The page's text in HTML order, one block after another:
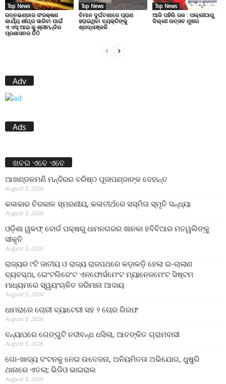
Top News
ରତ୍ନଭଣ୍ଡାର ସଂରକ୍ଷଣ
କାର୍ଯ୍ୟ ଶୀଘ୍ର ସାରିବା ପାଇଁ
ଏ.ଏସ୍.ଆଇ.କୁ ଶ୍ରୀମନ୍ଦିର
ପ୍ରଶାସନର ଚିଠି
Top News
ବିମାନ ଦୁର୍ଘଟଣାରେ ପ୍ରାଣ
ହରାଇଥିବା ବ୍ୟକ୍ତିଙ୍କୁ
ଶ୍ରଦ୍ଧାଞ୍ଜଳି
Top News
ଆଜି ପହିଲି ରଜ : ପଲ୍ଲୀଠାରୁ
ଦିଲ୍ଲୀ ଉତ୍ସବ ମୁଖର
Adv
Ads
ଖବର ଏବେ ଏବେ
ଆଖଣ୍ଡଳମଣି ମନ୍ଦିରର ବରିଷ୍ଠ ପୂଜାପଣ୍ଡାଙ୍କ ଦେହାନ୍ତ
August 5, 2026
କଳାକାର ଚିରକାଳ ସ୍ମରଣୀୟ, କଳାତୀର୍ଥରେ ସସ୍ମିତା ସ୍ମୃତି ସନ୍ଧ୍ୟା
August 5, 2026
ଓଡ଼ିଶା ୱକଫ୍ ବୋର୍ଡ ପକ୍ଷରୁ ଧାମନଗରର ଖାନକା ହବିବିଆର ମତୱଲିଙ୍କୁ
ସୀକୃତି
August 5, 2026
ରାଜ୍ୟର ୯ଟି ଜାତୀୟ ଓ ରାଜ୍ୟ ରାଜପଥରେ କଡ଼ାକଡ଼ି ହେଲା ଇ-ଚାଲାଣ
ବ୍ୟବସ୍ଥା, ଇେଂଟଲିଜେଂଟ ଏନଫୋର୍ସମେଂଟ ମ୍ୟାନେଜମେଂଟ ସିଷ୍ଟମ
ମାଧ୍ୟମରେ ସ୍ୱୟଂଚାଳିତ ଜରିମାନା ଆଦାୟ
August 5, 2026
ଧାମରାରେ ଚୋରୀ ବ୍ୟାଟେରୀ ସହ ୨ ଚୋର ଗିରଫ
August 5, 2026
ବନ୍ୟାପରେ ଗେଙ୍ଗୁଟି ନଦୀବନ୍ଧ ଧସିଲା, ଆତଙ୍କିତ ଗ୍ରାମବାସୀ
August 5, 2026
ଗୋ-ଖାଦ୍ୟ ବଂଟନକୁ ନେଇ ଉତେଜନା, ଅନିୟମିତତା ଅଭିଯୋଗ, ଧୁଷୁରି
ଥାନାରେ ଏତଲା; ଭିଡିଓ ଭାଇରାଲ
August 5, 2026